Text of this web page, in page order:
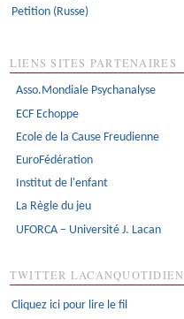
Petition (Russe)
LIENS SITES PARTENAIRES
Asso.Mondiale Psychanalyse
ECF Echoppe
Ecole de la Cause Freudienne
EuroFédération
Institut de l'enfant
La Règle du jeu
UFORCA – Université J. Lacan
TWITTER LACANQUOTIDIEN
Cliquez ici pour lire le fil